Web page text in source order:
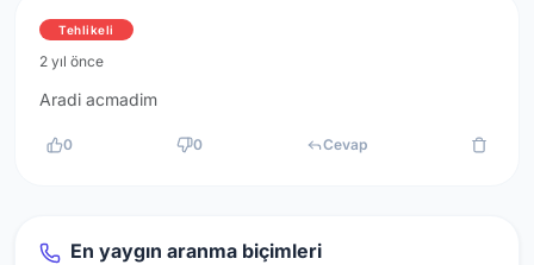
Tehlikeli
2 yıl önce
Aradi acmadim
0 0 Cevap
En yaygın aranma biçimleri